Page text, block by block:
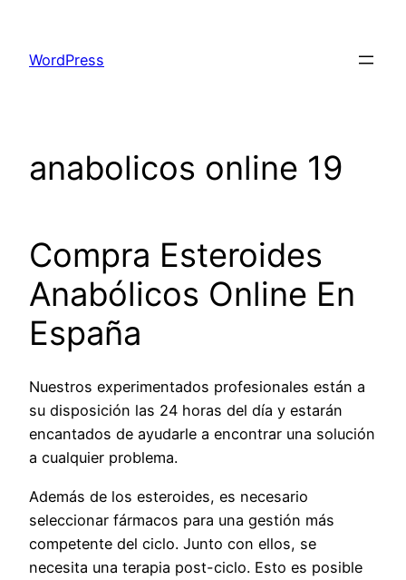
content
WordPress
anabolicos online 19
Compra Esteroides
Anabólicos Online En
España
Nuestros experimentados profesionales están a
su disposición las 24 horas del día y estarán
encantados de ayudarle a encontrar una solución
a cualquier problema.
Además de los esteroides, es necesario
seleccionar fármacos para una gestión más
competente del ciclo. Junto con ellos, se
necesita una terapia post-ciclo. Esto es posible